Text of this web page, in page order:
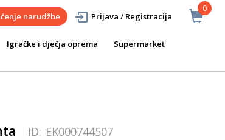
0
narudžbe Prijava / Registracija
Igračke i dječja oprema
Supermarket
ID: EK000744507